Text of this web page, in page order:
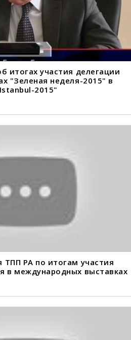
итогах участия делегации
"Зеленая неделя-2015" в
2015"
ТПП РА по итогам участия
в международных выставках